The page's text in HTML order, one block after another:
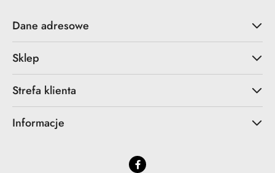
Dane adresowe
Sklep
Strefa klienta
Informacje